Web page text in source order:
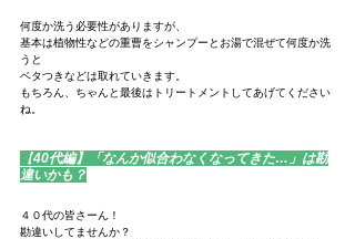
何度か洗う必要性がありますが、
基本は植物性などの重曹をシャンプーとお湯で混ぜて何度か洗
うと
ベタつきなどは取れていきます。
もちろん、ちゃんと最後はトリートメントしてあげてください
ね。
【40代編】「なんか似合わなくなってきた…」は勘
違いかも？
４０代の皆さーん！
勘違いしてませんか？